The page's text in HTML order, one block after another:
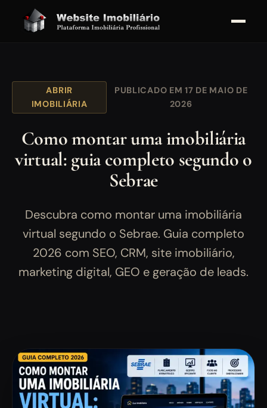
ABRIR
IMOBILIÁRIA
PUBLICADO EM 17 DE MAIO DE
2026
Como montar uma imobiliária
virtual: guia completo segundo o
Sebrae
Descubra como montar uma imobiliária
virtual segundo o Sebrae. Guia completo
2026 com SEO, CRM, site imobiliário,
marketing digital, GEO e geração de leads.